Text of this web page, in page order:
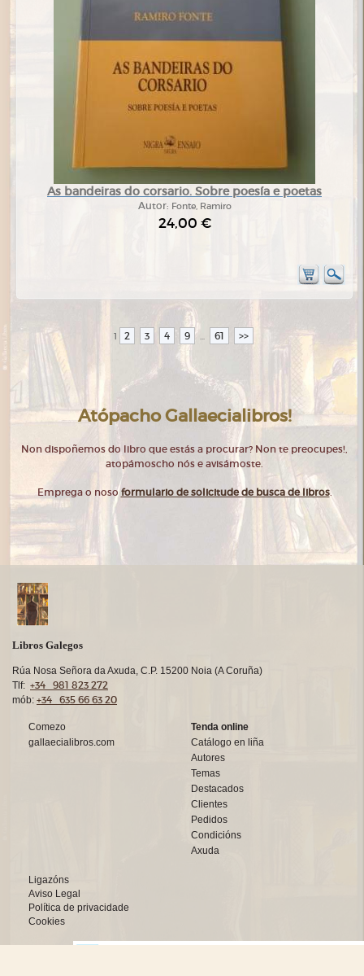
As bandeiras do corsario. Sobre poesía e poetas
Autor: Fonte, Ramiro
24,00 €
1 2 3 4 9 ... 61 >>
Atópacho Gallaecialibros!
Non dispoñemos do libro que estás a procurar? Non te preocupes!,
atopámoscho nós e avisámoste.
Emprega o nosoformulario de solicitude de busca de libros.
Libros Galegos
Rúa Nosa Señora da Axuda, C.P. 15200 Noia (A Coruña)
Tlf: +34 981 823 272
mób: +34 635 66 63 20
Comezo
gallaecialibros.com
Tenda online
Catálogo en liña
Autores
Temas
Destacados
Clientes
Pedidos
Condicións
Axuda
Ligazóns
Aviso Legal
Política de privacidade
Cookies